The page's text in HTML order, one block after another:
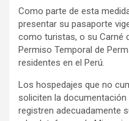
Como parte de esta
presentar su pasaporte
como turistas, o su Carné
Permiso Temporal de
residentes en el Perú.
Los hospedajes que no
soliciten la
registren adecuadamente